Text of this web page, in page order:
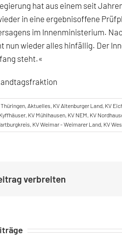
hat aus einem seit
in eine ergebnisoffene
im Innenministerium.
nun wieder alles hinfällig. Der
steht.«
Thüringen, Aktuelles, KV Altenburger Land, KV
, KV Mühlhausen, KV NEM, KV
, KV Weimar - Weimarer Land, KV
verbreiten